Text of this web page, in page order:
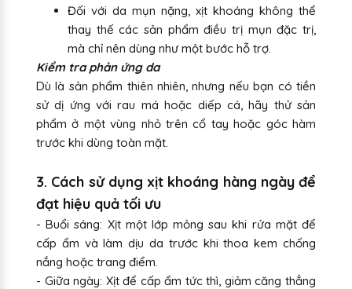
Đối với da mụn nặng, xịt khoáng không thể
thay thế các sản phẩm điều trị mụn đặc trị,
mà chỉ nên dùng như một bước hỗ trợ.
Kiểm tra phản ứng da
Dù là sản phẩm thiên nhiên, nhưng nếu bạn có tiền
sử dị ứng với rau má hoặc diếp cá, hãy thử sản
phẩm ở một vùng nhỏ trên cổ tay hoặc góc hàm
trước khi dùng toàn mặt.
3. Cách sử dụng xịt khoáng hàng ngày để
đạt hiệu quả tối ưu
- Buổi sáng: Xịt một lớp mỏng sau khi rửa mặt để
cấp ẩm và làm dịu da trước khi thoa kem chống
nắng hoặc trang điểm.
- Giữa ngày: Xịt để cấp ẩm tức thì, giảm căng thẳng